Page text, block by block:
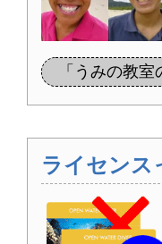
「うみの教
ライセンス